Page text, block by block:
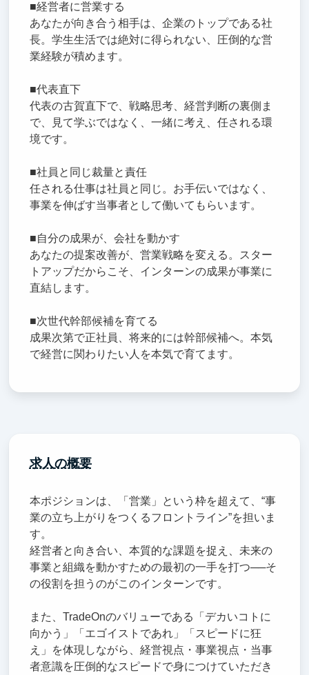
■経営者に営業する
あなたが向き合う相手は、企業のトップである社
長。学生生活では絶対に得られない、圧倒的な営
業経験が積めます。
■代表直下
代表の古賀直下で、戦略思考、経営判断の裏側ま
で、見て学ぶではなく、一緒に考え、任される環
境です。
■社員と同じ裁量と責任
任される仕事は社員と同じ。お手伝いではなく、
事業を伸ばす当事者として働いてもらいます。
■自分の成果が、会社を動かす
あなたの提案改善が、営業戦略を変える。スター
トアップだからこそ、インターンの成果が事業に
直結します。
■次世代幹部候補を育てる
成果次第で正社員、将来的には幹部候補へ。本気
で経営に関わりたい人を本気で育てます。
求人の概要
本ポジションは、「営業」という枠を超えて、“事
業の立ち上がりをつくるフロントライン”を担いま
す。
経営者と向き合い、本質的な課題を捉え、未来の
事業と組織を動かすための最初の一手を打つ──そ
の役割を担うのがこのインターンです。
また、TradeOnのバリューである「デカいコトに
向かう」「エゴイストであれ」「スピードに狂
え」を体現しながら、経営視点・事業視点・当事
者意識を圧倒的なスピードで身につけていただき